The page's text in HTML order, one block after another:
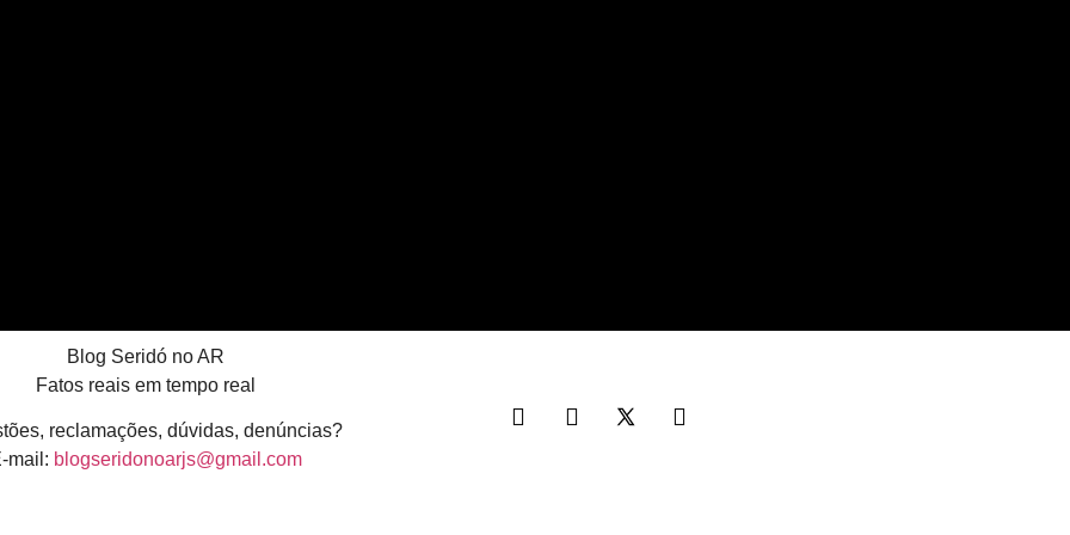
Blog Seridó no AR
Fatos reais em tempo real
reclamações, dúvidas, denúncias?
mail: blogseridonoarjs@gmail.com